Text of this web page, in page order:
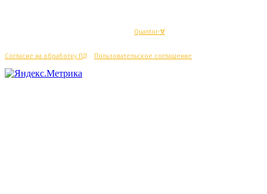
Quantor-∀
Согласие на обработку ПД Пользовательское соглашение